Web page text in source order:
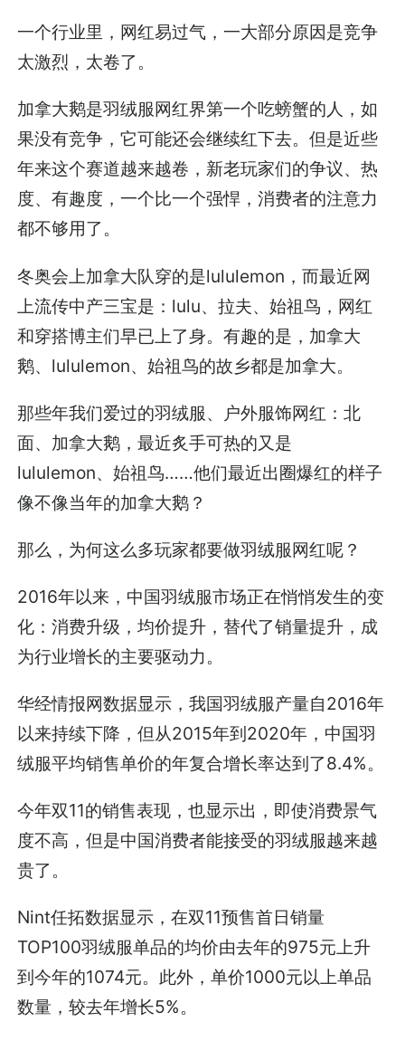
一个行业里，网红易过气，一大部分原因是竞争
太激烈，太卷了。
加拿大鹅是羽绒服网红界第一个吃螃蟹的人，如
果没有竞争，它可能还会继续红下去。但是近些
年来这个赛道越来越卷，新老玩家们的争议、热
度、有趣度，一个比一个强悍，消费者的注意力
都不够用了。
冬奥会上加拿大队穿的是lululemon，而最近网
上流传中产三宝是：lulu、拉夫、始祖鸟，网红
和穿搭博主们早已上了身。有趣的是，加拿大
鹅、lululemon、始祖鸟的故乡都是加拿大。
那些年我们爱过的羽绒服、户外服饰网红：北
面、加拿大鹅，最近炙手可热的又是
lululemon、始祖鸟……他们最近出圈爆红的样子
像不像当年的加拿大鹅？
那么，为何这么多玩家都要做羽绒服网红呢？
2016年以来，中国羽绒服市场正在悄悄发生的变
化：消费升级，均价提升，替代了销量提升，成
为行业增长的主要驱动力。
华经情报网数据显示，我国羽绒服产量自2016年
以来持续下降，但从2015年到2020年，中国羽
绒服平均销售单价的年复合增长率达到了8.4%。
今年双11的销售表现，也显示出，即使消费景气
度不高，但是中国消费者能接受的羽绒服越来越
贵了。
Nint任拓数据显示，在双11预售首日销量
TOP100羽绒服单品的均价由去年的975元上升
到今年的1074元。此外，单价1000元以上单品
数量，较去年增长5%。